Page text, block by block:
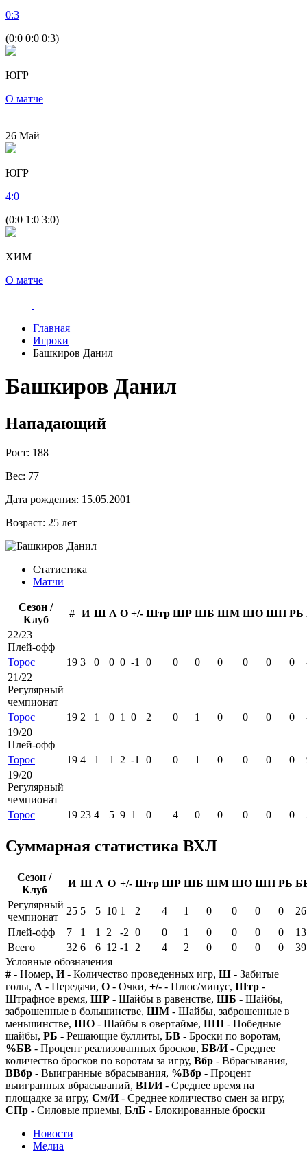
0:3
(0:0 0:0 0:3)
ЮГР
О матче
26 Май
ЮГР
4:0
(0:0 1:0 3:0)
ХИМ
О матче
Главная
Игроки
Башкиров Данил
Башкиров Данил
Нападающий
Рост: 188
Вес: 77
Дата рождения: 15.05.2001
Возраст: 25 лет
Статистика
Матчи
Сезон /
Клуб
# И Ш А О +/- Штр ШР ШБ ШМ ШО ШП РБ
22/23 |
Плей-офф
Торос
19 3 0 0 0 -1 0 0 0 0 0 0 0
21/22 |
Регулярный
чемпионат
Торос
19 2 1 0 1 0 2 0 1 0 0 0 0
19/20 |
Плей-офф
Торос
19 4 1 1 2 -1 0 0 1 0 0 0 0
19/20 |
Регулярный
чемпионат
Торос
19 23 4 5 9 1 0 4 0 0 0 0 0
Суммарная статистика ВХЛ
Сезон /
Клуб
И Ш А О +/- Штр ШР ШБ ШМ ШО ШП РБ
Регулярный
чемпионат
25 5 5 10 1 2 4 1 0 0 0 0
26
Плей-офф
7 1 1 2 -2 0 0 1 0 0 0 0
13
Всего
32 6 6 12 -1 2 4 2 0 0 0 0
39
Условные обозначения
# - Номер, И- Количество проведенных игр, Ш - Забитые
голы, А - Передачи, О - Очки, +/- - Плюс/минус, Штр -
Штрафное время, ШР - Шайбы в равенстве, ШБ - Шайбы,
заброшенные в большинстве, ШМ - Шайбы, заброшенные в
меньшинстве, ШО - Шайбы в овертайме, ШП - Победные
шайбы, РБ - Решающие буллиты, БВ - Броски по воротам,
%БВ - Процент реализованных бросков, БВ/И- Среднее
количество бросков по воротам за игру, Вбр - Вбрасывания,
ВВбр - Выигранные вбрасывания, %Вбр - Процент
выигранных вбрасываний, ВП/И- Среднее время на
площадке за игру, См/И- Среднее количество смен за игру,
СПр - Силовые приемы, БлБ - Блокированные броски
Новости
Медиа